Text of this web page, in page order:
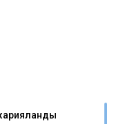
жарияланды